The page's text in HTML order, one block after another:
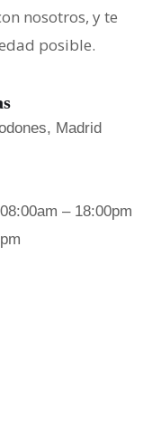
nosotros, y te
posible.
Madrid
– 18:00pm